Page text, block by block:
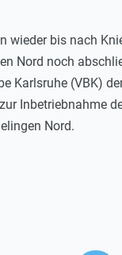
wieder bis nach
Nord noch
Karlsruhe (VBK)
Inbetriebnahme
Nord.